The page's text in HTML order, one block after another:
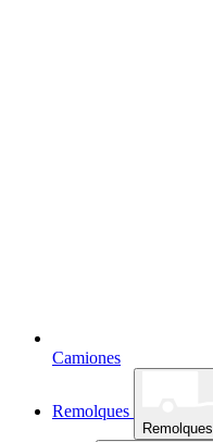
Camiones
Remolques
Remolques